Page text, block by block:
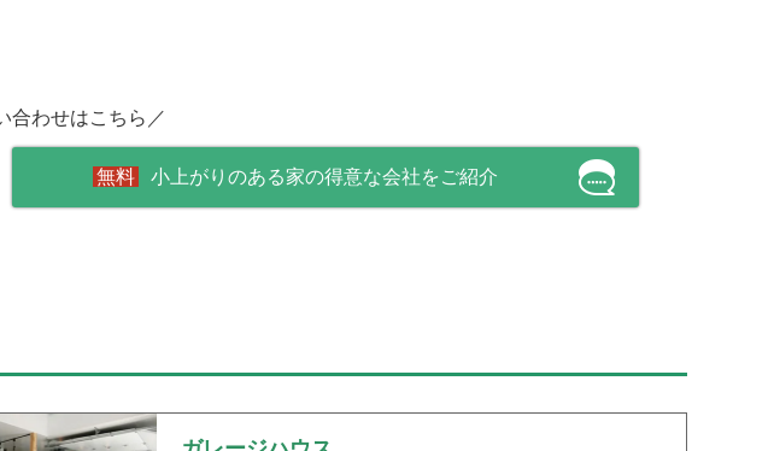
合わせはこちら／
小上がりのある家の得意な会社をご紹介